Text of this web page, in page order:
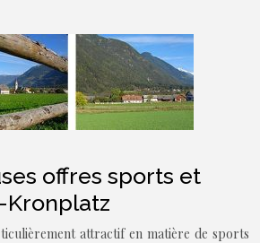
offres sports et
Kronplatz
attractif en matière de sports